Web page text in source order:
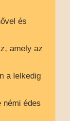
és
amely az
a lelkedig
némi édes